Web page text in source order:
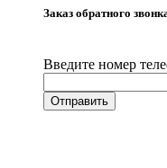
Заказ обратного
Введите номер
Отправить